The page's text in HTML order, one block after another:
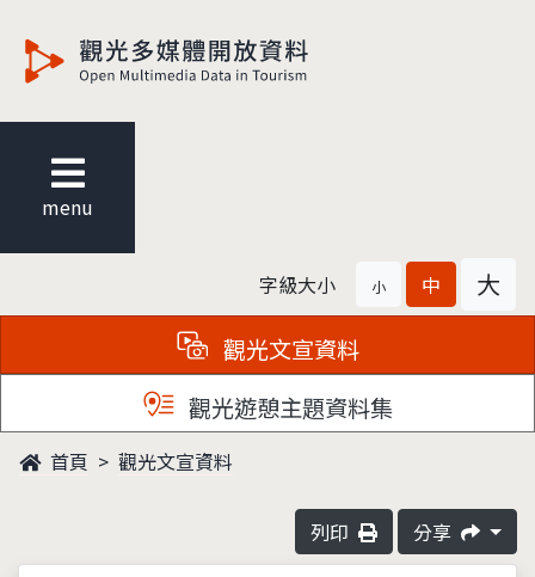
menu
字級大小 小 中 大
觀光文宣資料
觀光遊憩主題資料集
首頁 觀光文宣資料
列印 分享